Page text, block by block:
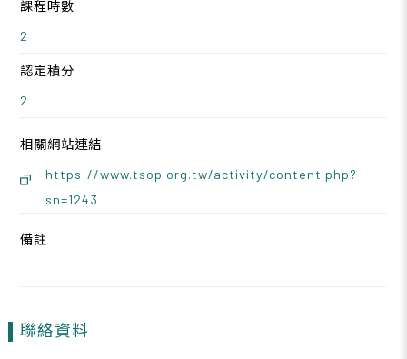
課程時數
2
認定積分
2
相關網站連結
https://www.tsop.org.tw/activity/content.php?
sn=1243
備註
聯絡資料